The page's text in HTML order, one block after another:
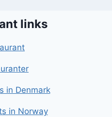
links
in Denmark
in Norway